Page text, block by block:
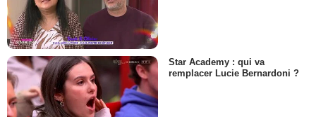
Star Academy : qui va
remplacer Lucie Bernardoni ?